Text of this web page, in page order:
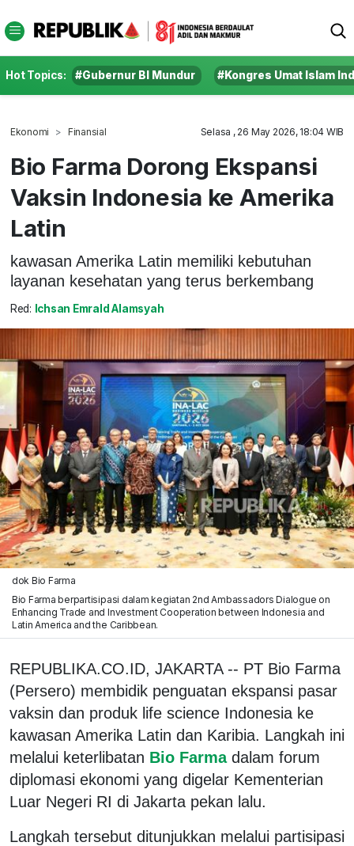
Hot Topics: #Gubernur BI Mundur #Kongres Umat Islam
Ekonomi Finansial Selasa , 26 May 2026, 18:04 WIB
Bio Farma Dorong Ekspansi
Vaksin Indonesia ke Amerika
Latin
kawasan Amerika Latin memiliki kebutuhan
layanan kesehatan yang terus berkembang
Red: Ichsan Emrald Alamsyah
dok Bio Farma
Bio Farma berpartisipasi dalam kegiatan 2nd Ambassadors Dialogue on
Enhancing Trade and Investment Cooperation between Indonesia and
Latin America and the Caribbean.
REPUBLIKA.CO.ID, JAKARTA -- PT Bio Farma
(Persero) membidik penguatan ekspansi pasar
vaksin dan produk life science Indonesia ke
kawasan Amerika Latin dan Karibia. Langkah ini
melalui keterlibatan Bio Farma dalam forum
diplomasi ekonomi yang digelar Kementerian
Luar Negeri RI di Jakarta pekan lalu.
Langkah tersebut ditunjukkan melalui partisipasi